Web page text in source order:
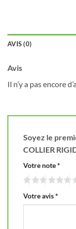
AVIS (0)
Avis
Il n’y a pas encore
Soyez le
COLLIER
Votre note*
Votre avis*